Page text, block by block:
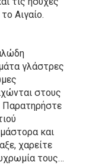
Αιγαίο.
γλάστρες
στους
Παρατηρήστε
και
χαρείτε
τους…